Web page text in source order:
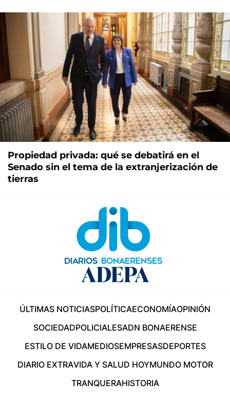
Propiedad privada: qué se debatirá en el
Senado sin el tema de la extranjerización de
tierras
ÚLTIMAS NOTICIASPOLÍTICAECONOMÍAOPINIÓN
SOCIEDADPOLICIALESADN BONAERENSE
ESTILO DE VIDAMEDIOSEMPRESASDEPORTES
DIARIO EXTRAVIDA Y SALUD HOYMUNDO MOTOR
TRANQUERAHISTORIA